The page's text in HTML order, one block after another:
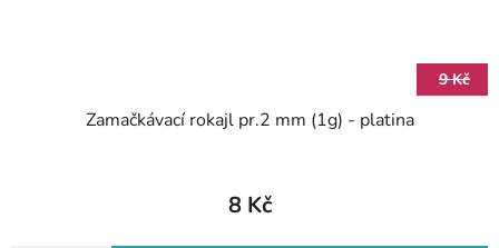
9 Kč
Zamačkávací rokajl pr.2 mm (1g) - platina
8 Kč